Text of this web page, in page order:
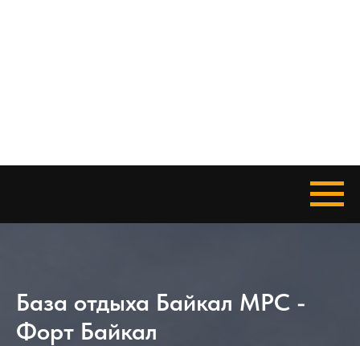
База отдыха Байкал МРС -
Форт Байкал